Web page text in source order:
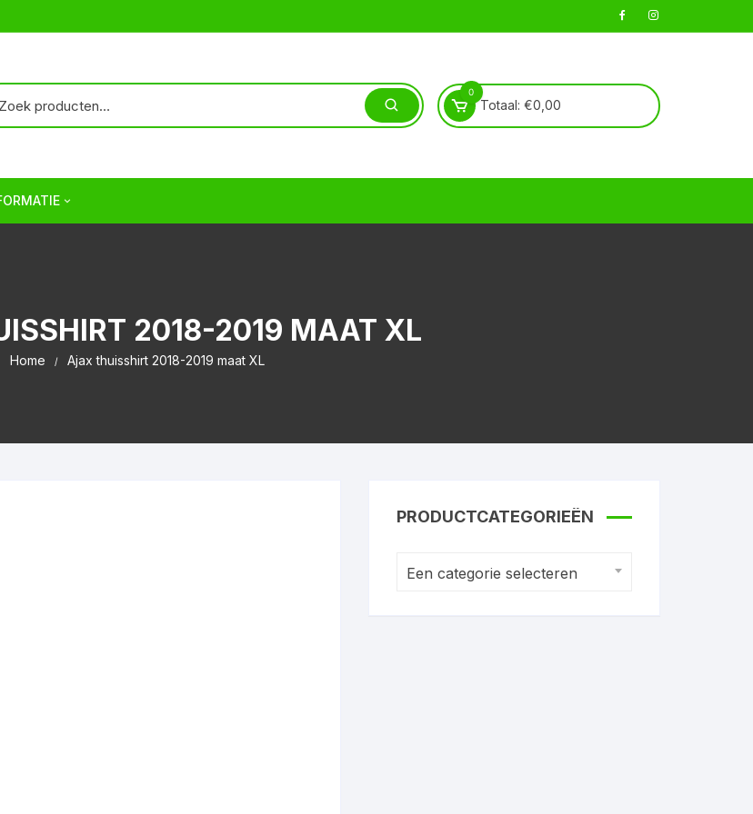
0
Totaal: €0,00
vragen | FAQ 2018-2019 MAAT XL
Home Ajax thuisshirt 2018-2019 maat XL
PRODUCTCATEGORIEËN
Een categorie selecteren